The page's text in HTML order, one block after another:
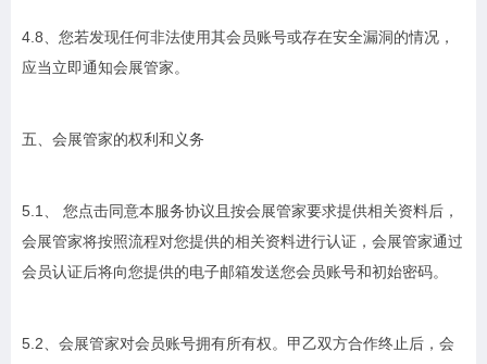
4.8、您若发现任何非法使用其会员账号或存在安全漏洞的情况，
应当立即通知会展管家。
五、会展管家的权利和义务
5.1、 您点击同意本服务协议且按会展管家要求提供相关资料后，
会展管家将按照流程对您提供的相关资料进行认证，会展管家通过
会员认证后将向您提供的电子邮箱发送您会员账号和初始密码。
5.2、会展管家对会员账号拥有所有权。甲乙双方合作终止后，会